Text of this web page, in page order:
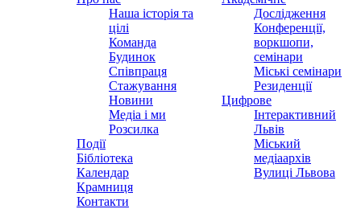
Наша історія та
цілі
Команда
Будинок
Співпраця
Стажування
Новини
Медіа і ми
Розсилка
Події
Бібліотека
Календар
Крамниця
Контакти
Дослідження
Конференції,
воркшопи,
семінари
Міські семінари
Резиденції
Цифрове
Інтерактивний
Львів
Міський
медіаархів
Вулиці Львова